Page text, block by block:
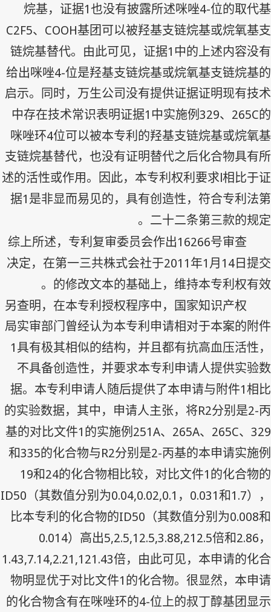
烷基，证据1也没有披露所述咪唑4-位的取代基
C2F5、 COOH基团可以被羟基支链烷基或烷氧基支
链烷基替代。由此可见，证据1 中的上述内容没有
给出咪唑4-位是羟基支链烷基或烷氧基支链烷基的
启示。同时，万生公司没有提供证据证明现有技术
中存在技术常识表明证据1 中实施例 329、 265C的
咪唑环4位可以被本专利的羟基支链烷基或烷氧基
支链烷基替代，也没有证明替代之后化合物具有所
述的活性或作用。因此，本专利权利要求l相比于证
据1 是非显而易见的，具有创造性，符合专利法第
二十二条第三款的规定。
综上所述，专利复审委员会作出16266号审查
决定，在第一三共株式会社于2011 年1 月 14 日提交
的修改文本的基础上，维持本专利权有效。
另查明，在本专利授权程序中，国家知识产权
局实审部门曾经认为本专利申请相对于本案的附件
1 具有极其相似的结构，并且都有抗高血压活性，
不具备创造性，并要求本专利申请人提供实验数
据。本专利申请人随后提供了本申请与附件1相比
的实验数据，其中，申请人主张，将R2分别是2-丙
基的对比文件1 的实施例 251A、 265A、 265C、 329
和335的化合物与R2分别是2-丙基的本申请实施例
19和24的化合物相比较，对比文件1 的化合物的
ID50 （其数值分别为0.04,0.02,0.1 ， 0.031和 1.7），
比本专利的化合物的ID50 （其数值分别为0.008和
0.014）高出5,2.5,12.5,3.88,212.5倍和2.86，
1.43,7.14,2.21,121.43倍，由此可见，本申请的化合
物明显优于对比文件1 的化合物。很显然，本申请
的化合物含有在咪唑环的4-位上的叔丁醇基团显示